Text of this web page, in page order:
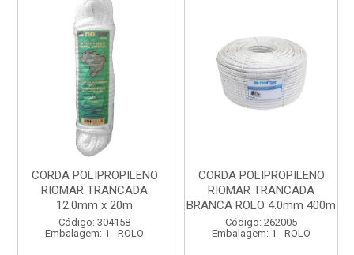
CORDA POLIPROPILENO
RIOMAR TRANCADA
12.0mm x 20m
Código: 304158
Embalagem: 1 - ROLO
CORDA POLIPROPILENO
RIOMAR TRANCADA
BRANCA ROLO 4.0mm 400m
Código: 262005
Embalagem: 1 - ROLO